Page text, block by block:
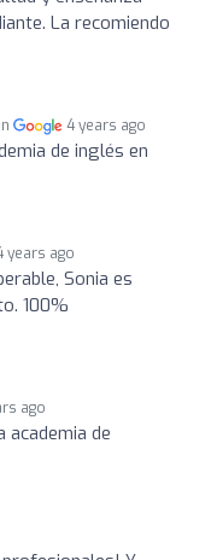
La recomiendo
4 years ago
de inglés en
years ago
Sonia es
100%
ago
academia de